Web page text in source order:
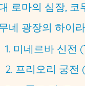
로마의 심장,
네 광장의 하이
1. 미네르바 신전
2. 프리오리 궁전